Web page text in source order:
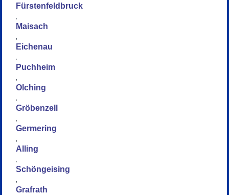
Fürstenfeldbruck
,
Maisach
,
Eichenau
,
Puchheim
,
Olching
,
Gröbenzell
,
Germering
,
Alling
,
Schöngeising
,
Grafrath